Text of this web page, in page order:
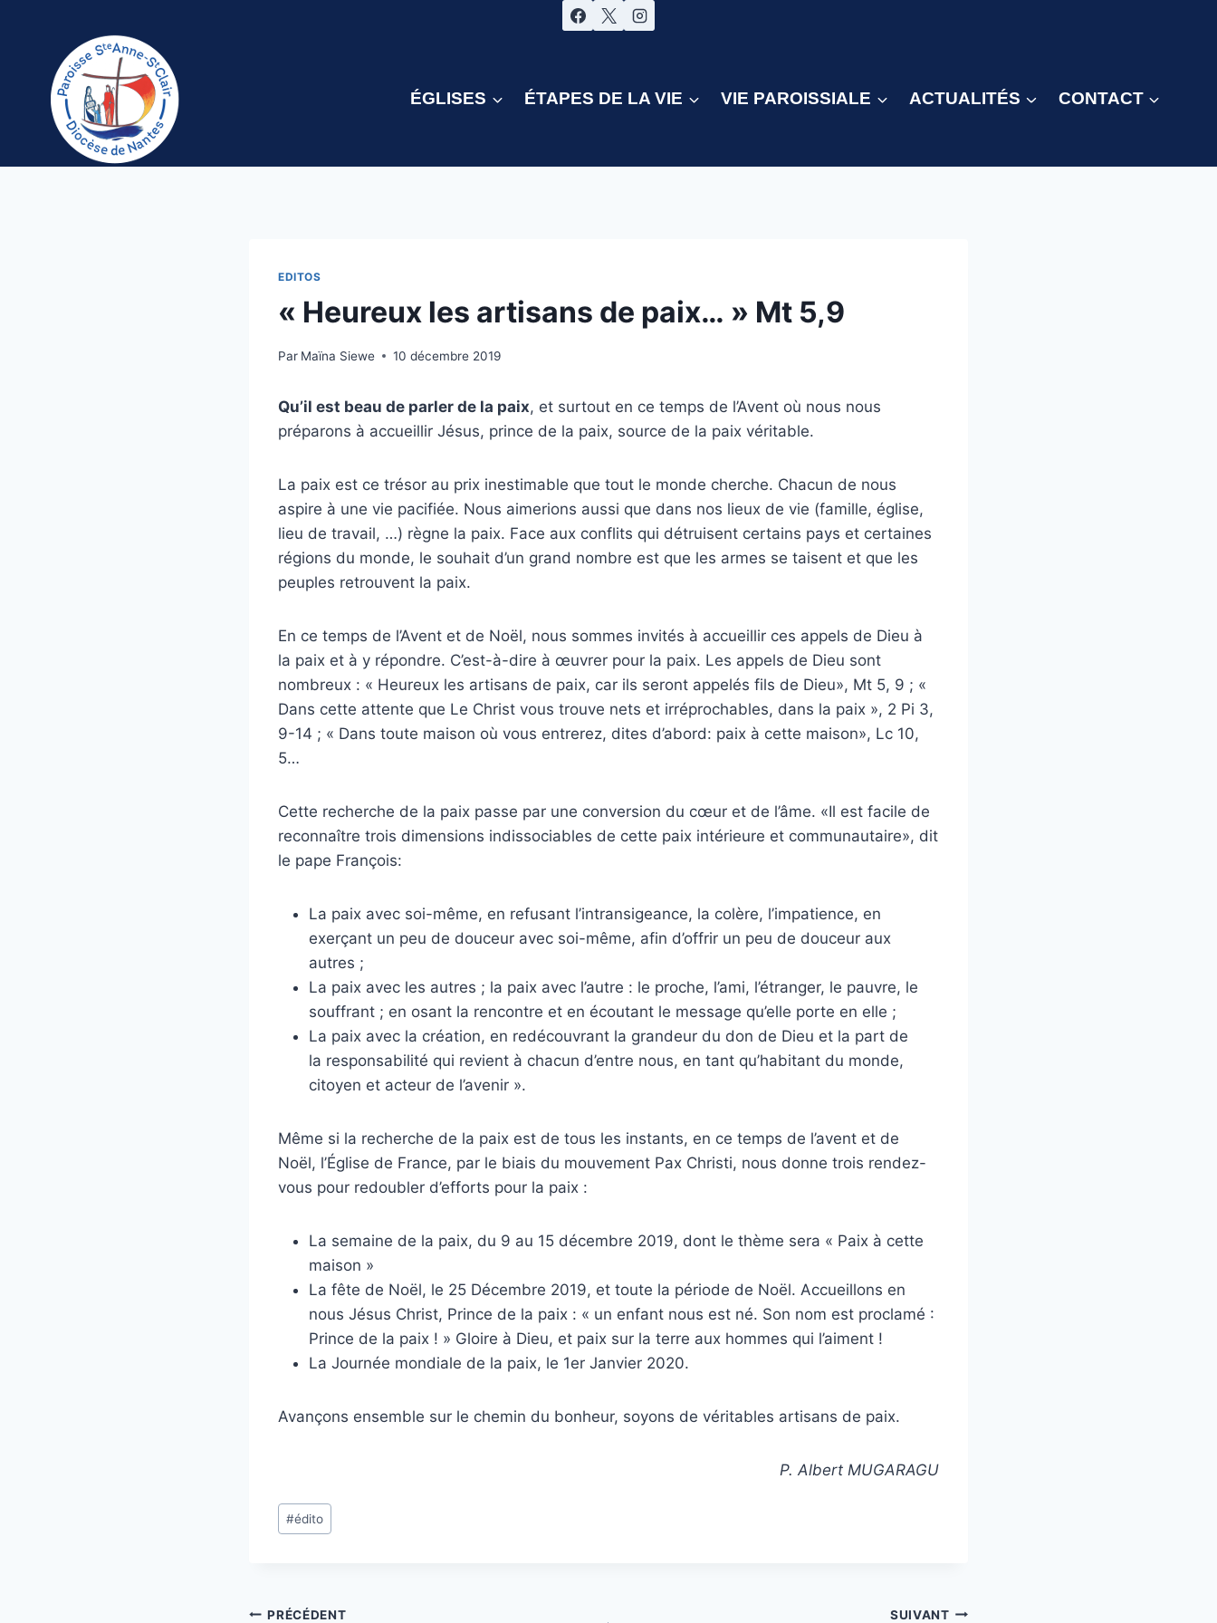
ÉGLISES ÉTAPES DE LA VIE VIE PAROISSIALE ACTUALITÉS CONTACT
EDITOS
« Heureux les artisans de paix… » Mt 5,9
Par Maïna Siewe 10 décembre 2019
Qu’il est beau de parler de la paix, et surtout en ce temps de l’Avent où nous nous
préparons à accueillir Jésus, prince de la paix, source de la paix véritable.
La paix est ce trésor au prix inestimable que tout le monde cherche. Chacun de nous
aspire à une vie pacifiée. Nous aimerions aussi que dans nos lieux de vie (famille, église,
lieu de travail, …) règne la paix. Face aux conflits qui détruisent certains pays et certaines
régions du monde, le souhait d’un grand nombre est que les armes se taisent et que les
peuples retrouvent la paix.
En ce temps de l’Avent et de Noël, nous sommes invités à accueillir ces appels de Dieu à
la paix et à y répondre. C’est-à-dire à œuvrer pour la paix. Les appels de Dieu sont
nombreux : « Heureux les artisans de paix, car ils seront appelés fils de Dieu», Mt 5, 9 ; «
Dans cette attente que Le Christ vous trouve nets et irréprochables, dans la paix », 2 Pi 3,
9-14 ; « Dans toute maison où vous entrerez, dites d’abord: paix à cette maison», Lc 10,
5…
Cette recherche de la paix passe par une conversion du cœur et de l’âme. «Il est facile de
reconnaître trois dimensions indissociables de cette paix intérieure et communautaire», dit
le pape François:
La paix avec soi-même, en refusant l’intransigeance, la colère, l’impatience, en
exerçant un peu de douceur avec soi-même, afin d’offrir un peu de douceur aux
autres ;
La paix avec les autres ; la paix avec l’autre : le proche, l’ami, l’étranger, le pauvre, le
souffrant ; en osant la rencontre et en écoutant le message qu’elle porte en elle ;
La paix avec la création, en redécouvrant la grandeur du don de Dieu et la part de
la responsabilité qui revient à chacun d’entre nous, en tant qu’habitant du monde,
citoyen et acteur de l’avenir ».
Même si la recherche de la paix est de tous les instants, en ce temps de l’avent et de
Noël, l’Église de France, par le biais du mouvement Pax Christi, nous donne trois rendez-
vous pour redoubler d’efforts pour la paix :
La semaine de la paix, du 9 au 15 décembre 2019, dont le thème sera « Paix à cette
maison »
La fête de Noël, le 25 Décembre 2019, et toute la période de Noël. Accueillons en
nous Jésus Christ, Prince de la paix : « un enfant nous est né. Son nom est proclamé :
Prince de la paix ! » Gloire à Dieu, et paix sur la terre aux hommes qui l’aiment !
La Journée mondiale de la paix, le 1er Janvier 2020.
Avançons ensemble sur le chemin du bonheur, soyons de véritables artisans de paix.
P. Albert MUGARAGU
Étiquettes
de
#édito
PRÉCÉDENT SUIVANT